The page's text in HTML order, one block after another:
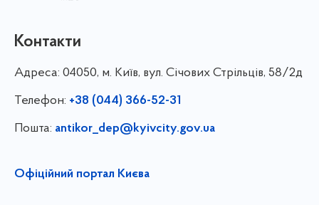
Контакти
Адреса: 04050, м. Київ, вул. Січових Стрільців, 58/2д
Телефон: +38 (044) 366-52-31
Пошта: antikor_dep@kyivcity.gov.ua
Офіційний портал Києва